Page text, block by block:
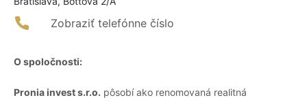
Zobraziť telefónne číslo
O spoločnosti:
Pronia invest s.r.o. pôsobí ako renomovaná realitná